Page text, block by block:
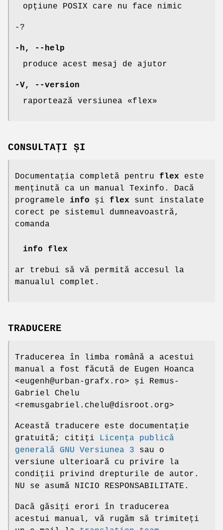
opțiune POSIX care nu face nimic
-?
-h,
--help
produce acest mesaj de ajutor
-V,
--version
raportează versiunea «flex»
CONSULTAȚI ȘI
Documentația completă pentru flex este
menținută ca un manual Texinfo. Dacă
programele info și flex sunt instalate
corect pe sistemul dumneavoastră,
comanda
info flex
ar trebui să vă permită accesul la
manualul complet.
TRADUCERE
Traducerea în limba română a acestui
manual a fost făcută de Eugen Hoanca
<eugenh@urban-grafx.ro> și Remus-
Gabriel Chelu
<remusgabriel.chelu@disroot.org>
Această traducere este documentație
gratuită; citiți Licența publică
generală GNU Versiunea 3 sau o
versiune ulterioară cu privire la
condiții privind drepturile de autor.
NU se asumă NICIO RESPONSABILITATE.
Dacă găsiți erori în traducerea
acestui manual, vă rugăm să trimiteți